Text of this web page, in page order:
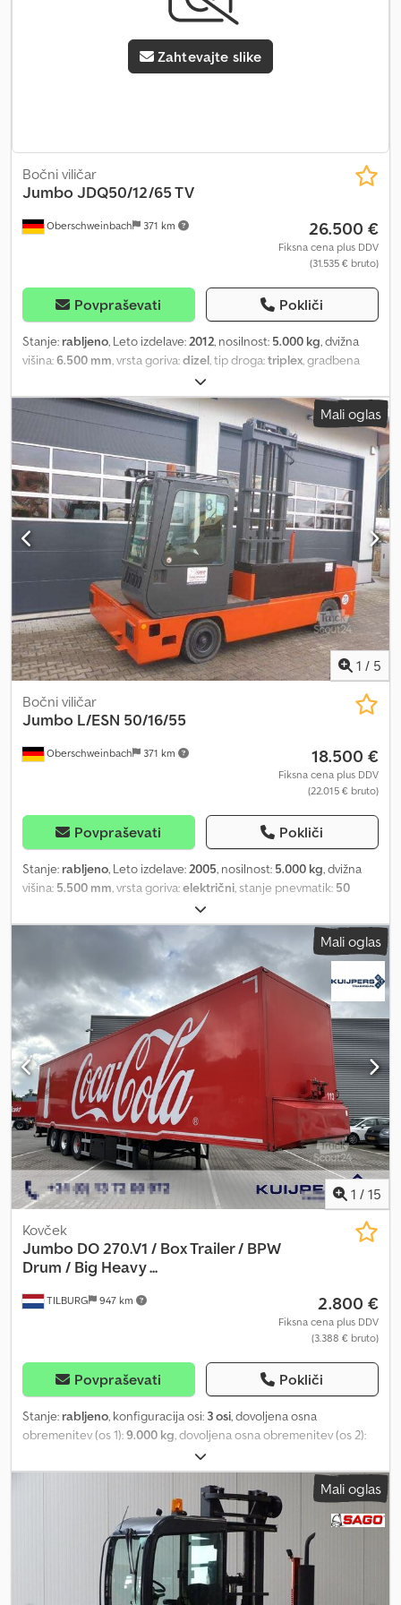
Zahtevajte slike
Oberschweinbach 371 km
Bočni viličar
JumboJDQ50/12/65 TV
26.500 €
Fiksna cena plus DDV
(31.535 € bruto)
Povpraševati Pokliči
Stanje: rabljeno, Leto izdelave: 2012, nosilnost: 5.000 kg, dvižna
višina:6.500 mm , vrsta goriva:dizel , tip droga:triplex , gradbena
, stanje pnevmatik:
Mali oglas
1 / 5
Oberschweinbach 371 km
Bočni viličar
Jumbo L/ESN 50/16/55
18.500 €
Fiksna cena plus DDV
(22.015 € bruto)
Povpraševati Pokliči
Stanje: rabljeno, Leto izdelave:2005, nosilnost: 5.000 kg, dvižna
višina: 5.500 mm, vrsta goriva:električni, stanje pnevmatik: 50
Mali oglas
1 / 15
TILBURG 947 km
Kovček
Jumbo DO 270.V1 / Box Trailer / BPW
Drum / Big Heavy ...
2.800 €
Fiksna cena plus DDV
(3.388 € bruto)
Povpraševati Pokliči
Stanje: rabljeno, konfiguracija osi: 3 osi, dovoljena osna
obremenitev (os 1):9.000 kg , dovoljena osna obremenitev (os 2):
, dovoljena osna obremenitev (os 3):
registracija:10/2000, dolžina tovornega prostora:13.410 mm,
2.470 mm, višina nakladalnega prostora:
, skupna dolžina: 13.790 mm, skupna širina:
3.900 mm, vzmetenje: zrak, velikost pnevmatike:
385 / 65 / R22.5, medosna razdalja:9.140 mm , barva: rdeča
, Konfiguracija osi Dimenzija pnevmatik: 385 / 65 /
R22.5 Znamka osi: BPW Zavore: bobnaste zavore Vzmetenje:
Mali oglas